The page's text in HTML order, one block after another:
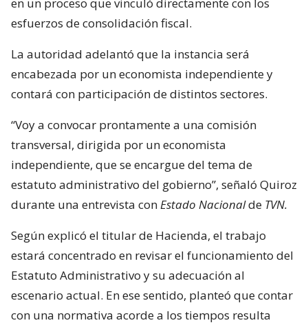
esfuerzos de consolidación fiscal.
La autoridad adelantó que la instancia será
encabezada por un economista independiente y
contará con participación de distintos sectores.
“Voy a convocar prontamente a una comisión
transversal, dirigida por un economista
independiente, que se encargue del tema de
estatuto administrativo del gobierno”, señaló Quiroz
durante una entrevista con Estado Nacionalde TVN.
Según explicó el titular de Hacienda, el trabajo
estará concentrado en revisar el funcionamiento del
Estatuto Administrativo y su adecuación al
escenario actual. En ese sentido, planteó que contar
con una normativa acorde a los tiempos resulta